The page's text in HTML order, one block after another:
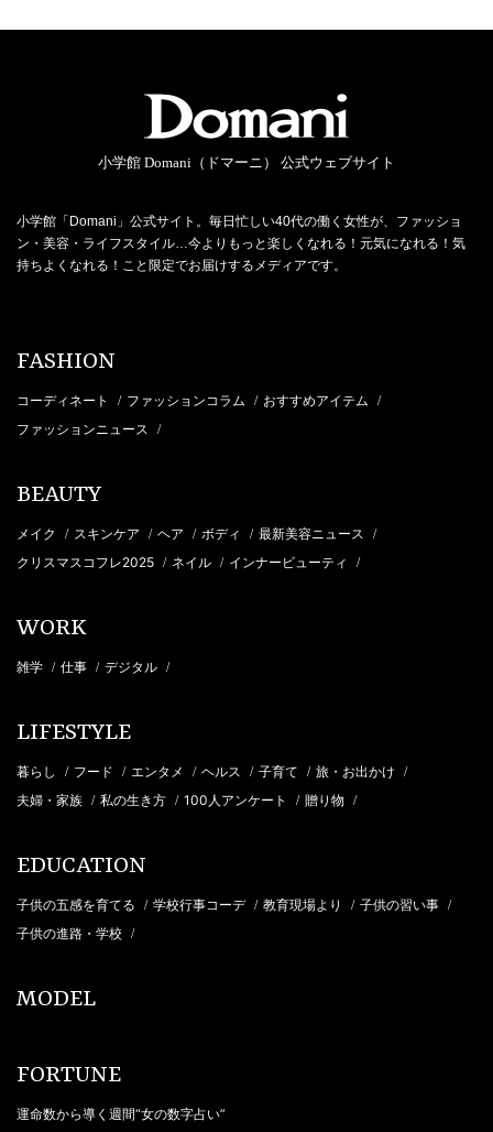
小学館 Domani（ドマーニ） 公式ウェブサイト
小学館「Domani」公式サイト。毎日忙しい40代の働く女性が、ファッショ
ン・美容・ライフスタイル…今よりもっと楽しくなれる！元気になれる！気
持ちよくなれる！こと限定でお届けするメディアです。
FASHION
コーディネート / ファッションコラム / おすすめアイテム /
ファッションニュース /
BEAUTY
メイク / スキンケア / ヘア / ボディ / 最新美容ニュース /
クリスマスコフレ2025 / ネイル / インナービューティ /
WORK
雑学 / 仕事 / デジタル /
LIFESTYLE
暮らし / フード / エンタメ / ヘルス / 子育て / 旅・お出かけ /
夫婦・家族 / 私の生き方 / 100人アンケート / 贈り物 /
EDUCATION
子供の五感を育てる / 学校行事コーデ / 教育現場より / 子供の習い事 /
子供の進路・学校 /
MODEL
FORTUNE
運命数から導く週間“女の数字占い”